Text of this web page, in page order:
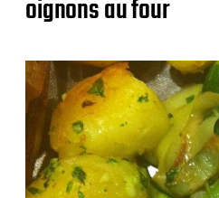
oignons au four